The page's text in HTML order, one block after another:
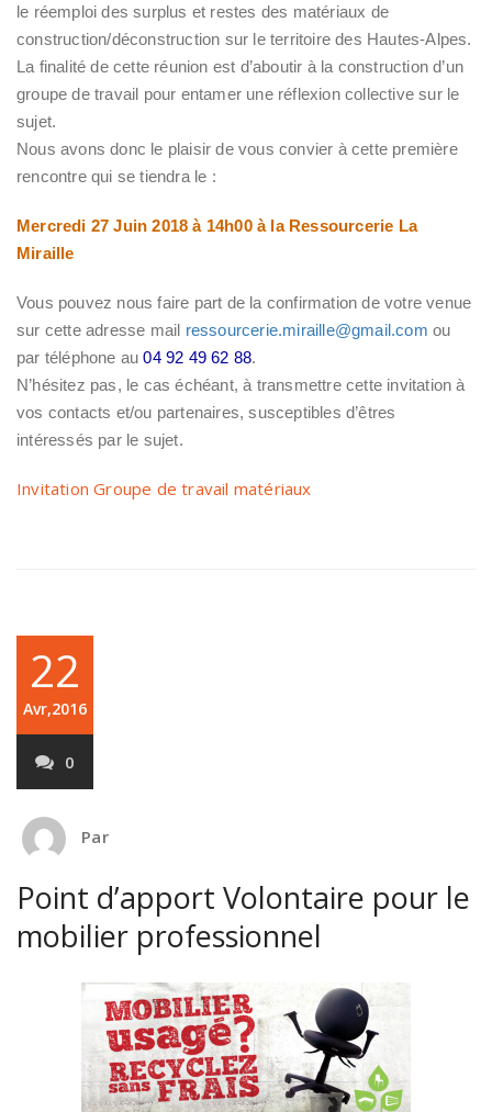
le réemploi des surplus et restes des matériaux de
construction/déconstruction sur le territoire des Hautes-Alpes.
La finalité de cette réunion est d’aboutir à la construction d’un
groupe de travail pour entamer une réflexion collective sur le
sujet.
Nous avons donc le plaisir de vous convier à cette première
rencontre qui se tiendra le :
Mercredi 27 Juin 2018 à 14h00 à la Ressourcerie La
Miraille
Vous pouvez nous faire part de la confirmation de votre venue
sur cette adresse mail ressourcerie.miraille@gmail.com ou
par téléphone au 04 92 49 62 88.
N’hésitez pas, le cas échéant, à transmettre cette invitation à
vos contacts et/ou partenaires, susceptibles d’êtres
intéressés par le sujet.
Invitation Groupe de travail matériaux
22
Avr,2016
0
Par
Point d’apport Volontaire pour le
mobilier professionnel